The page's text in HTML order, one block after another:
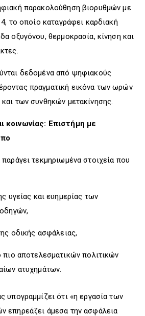
παρακολούθηση βιορυθμών με
το οποίο καταγράφει καρδιακή
οξυγόνου, θερμοκρασία, κίνηση και
δεδομένα από ψηφιακούς
πραγματική εικόνα των ωρών
των συνθηκών μετακίνησης.
κοινωνίας: Επιστήμη με
τεκμηριωμένα στοιχεία που
υγείας και ευημερίας των
οδικής ασφάλειας,
αποτελεσματικών πολιτικών
ατυχημάτων.
υπογραμμίζει ότι «η εργασία των
επηρεάζει άμεσα την ασφάλεια